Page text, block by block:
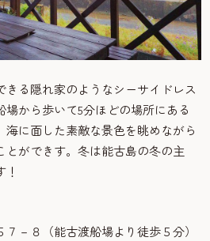
る隠れ家のようなシーサイドレス
場から歩いて5分ほどの場所にある
海に面した素敵な景色を眺めながら
とができす。冬は能古島の冬の主
－８（能古渡船場より徒歩５分）